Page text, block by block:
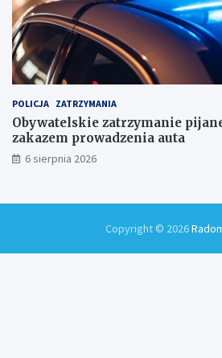
POLICJA ZATRZYMANIA
Obywatelskie zatrzymanie
zakazem prowadzenia auta
6 sierpnia 2026
Copyright © 2026